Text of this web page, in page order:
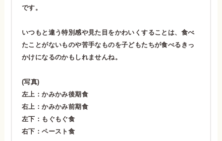
です。
いつもと違う特別感や見た目をかわいくすることは、食べ
たことがないものや苦手なものを子どもたちが食べるきっ
かけになるのかもしれませんね。
(写真)
左上：かみかみ後期食
右上：かみかみ前期食
左下：もぐもぐ食
右下：ペースト食